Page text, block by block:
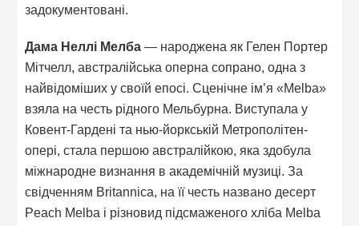
задокументовані.
Дама Неллі Мелба — народжена як Гелен Портер
Мітчелл, австралійська оперна сопрано, одна з
найвідоміших у своїй епосі. Сценічне ім’я «Melba»
взяла на честь рідного Мельбурна. Виступала у
Ковент-Гардені та нью-йоркській Метрополітен-
опері, стала першою австралійкою, яка здобула
міжнародне визнання в академічній музиці. За
свідченням Britannica, на її честь названо десерт
Peach Melba і різновид підсмаженого хліба Melba